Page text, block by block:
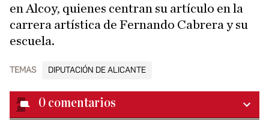
en Alcoy, quienes centran su artículo en la
carrera artística de Fernando Cabrera y su
escuela.
TEMAS DIPUTACIÓN DE ALICANTE
0 comentarios